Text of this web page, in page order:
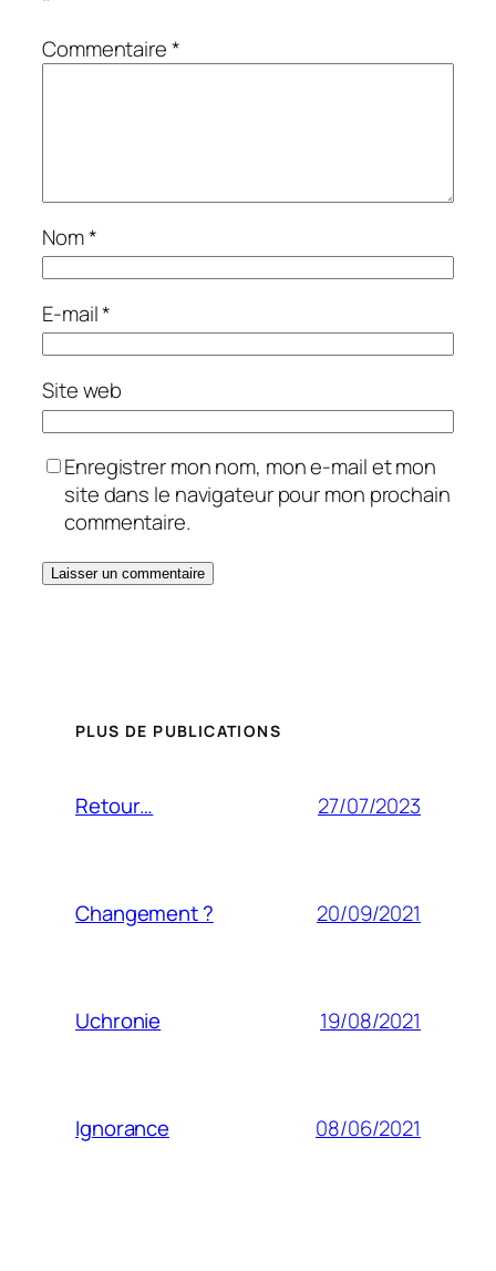
Commentaire*
Nom*
E-mail*
Site web
Enregistrer mon nom, mon e-mail et mon
site dans le navigateur pour mon prochain
commentaire.
PLUS DE PUBLICATIONS
Retour… 27/07/2023
Changement ? 20/09/2021
Uchronie 19/08/2021
Ignorance 08/06/2021